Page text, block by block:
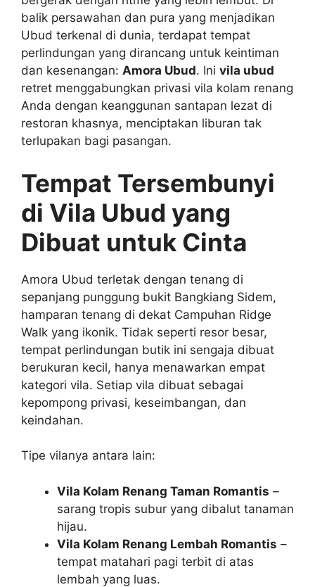
balik persawahan dan pura yang menjadikan
Ubud terkenal di dunia, terdapat tempat
perlindungan yang dirancang untuk keintiman
dan kesenangan: Amora Ubud. Ini vila ubud
retret menggabungkan privasi vila kolam renang
Anda dengan keanggunan santapan lezat di
restoran khasnya, menciptakan liburan tak
terlupakan bagi pasangan.
Tempat Tersembunyi
di Vila Ubud yang
Dibuat untuk Cinta
Amora Ubud terletak dengan tenang di
sepanjang punggung bukit Bangkiang Sidem,
hamparan tenang di dekat Campuhan Ridge
Walk yang ikonik. Tidak seperti resor besar,
tempat perlindungan butik ini sengaja dibuat
berukuran kecil, hanya menawarkan empat
kategori vila. Setiap vila dibuat sebagai
kepompong privasi, keseimbangan, dan
keindahan.
Tipe vilanya antara lain:
Vila Kolam Renang Taman Romantis –
sarang tropis subur yang dibalut tanaman
hijau.
Vila Kolam Renang Lembah Romantis –
tempat matahari pagi terbit di atas
lembah yang luas.